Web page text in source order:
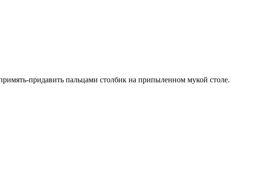
придавить пальцами столбик на припыленном мукой столе.